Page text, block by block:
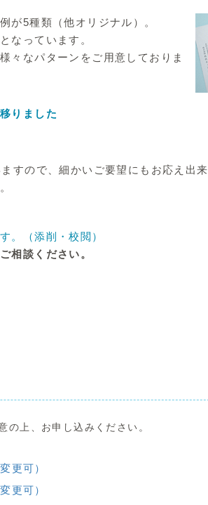
が5種類（他オリジナル）。
なっています。
々なパターンをご用意しておりま
りました
すので、細かいご要望にもお応え出
。（添削・校閲）
相談ください。
の上、お申し込みください。
更可）
更可）